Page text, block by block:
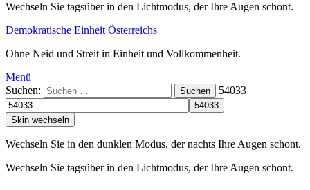
Wechseln Sie tagsüber in den Lichtmodus, der Ihre Augen schont.
Demokratische Einheit Österreichs
Ohne Neid und Streit in Einheit und Vollkommenheit.
Menü
Suchen:
Suchen 54033
Skin wechseln
Wechseln Sie in den dunklen Modus, der nachts Ihre Augen schont.
Wechseln Sie tagsüber in den Lichtmodus, der Ihre Augen schont.